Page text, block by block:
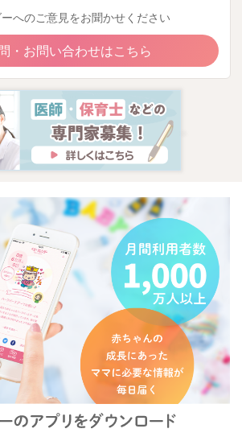
へのご意見をお聞かせください
・お問い合わせはこちら